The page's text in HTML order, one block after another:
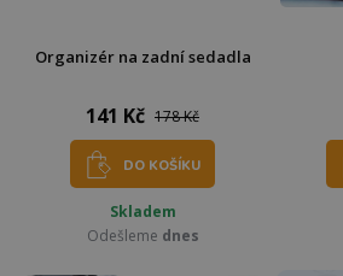
Organizér na zadní sedadla
141 Kč 178 Kč
DO KOŠÍKU
Skladem
Odešleme dnes